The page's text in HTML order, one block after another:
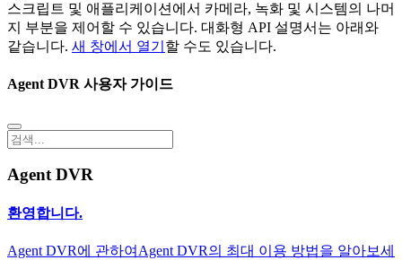
스크립트 및 애플리케이션에서 카메라, 녹화 및 시스템의 나머
지 부분을 제어할 수 있습니다. 대화형 API 설명서는 아래와
같습니다. 새 창에서 열기 할 수도 있습니다.
Agent DVR 사용자 가이드
Agent DVR
환영합니다.
Agent DVR에 관하여 Agent DVR의 최대 이용 방법을 알아보세